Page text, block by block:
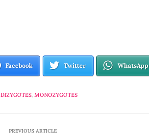
Facebook Twitter WhatsApp
DIZYGOTES, MONOZYGOTES
PREVIOUS ARTICLE